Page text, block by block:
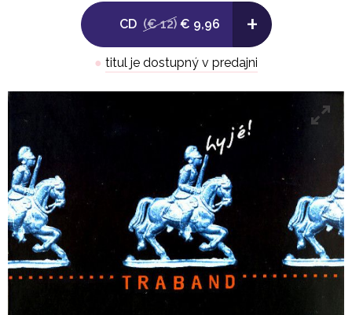
hitové písničce. Jarda Svoboda po své spolupráci s
Michalem Horáčkem připravil vyváženou kolekci
trabandích písní, které vycházejí tradičně v
papírovém digipacku.
CD MAM246-2
CD (€ 12) € 9,96 +
● titul je dostupný v predajni